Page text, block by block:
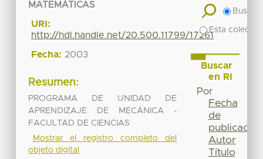
MATEMÁTICAS
URI:
http://hdl.handle.net/20.500.11799/17261
Fecha: 2003
Resumen:
PROGRAMA DE UNIDAD DE
APRENDIZAJE DE MECÁNICA -
FACULTAD DE CIENCIAS
Mostrar el registro completo del
objeto digital
Buscar
Esta
Buscar
en RI
Por
Fecha
de
publicación
Autor
Título